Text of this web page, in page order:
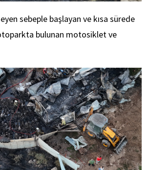
sebeple başlayan ve kısa sürede
bulunan motosiklet ve